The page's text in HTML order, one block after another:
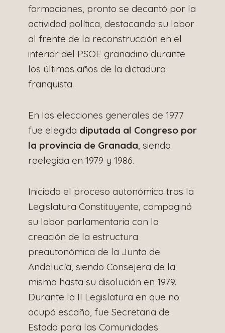
formaciones, pronto se decantó por la
actividad política, destacando su labor
al frente de la reconstrucción en el
interior del PSOE granadino durante
los últimos años de la dictadura
franquista.
En las elecciones generales de 1977
fue elegida diputada al Congreso por
la provincia de Granada , siendo
reelegida en 1979 y 1986.
Iniciado el proceso autonómico tras la
Legislatura Constituyente, compaginó
su labor parlamentaria con la
creación de la estructura
preautonómica de la Junta de
Andalucía, siendo Consejera de la
misma hasta su disolución en 1979.
Durante la II Legislatura en que no
ocupó escaño, fue Secretaria de
Estado para las Comunidades